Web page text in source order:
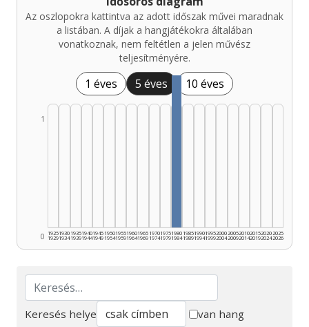
Az oszlopokra kattintva az adott időszak művei maradnak
a listában. A díjak a hangjátékokra általában
vonatkoznak, nem feltétlen a jelen művész
teljesítményére.
1 éves 5 éves 10 éves
0
1
1925
1929
1930
1934
1935
1939
1940
1944
1945
1949
1950
1954
1955
1959
1960
1964
1965
1969
1970
1974
1975
1979
1980
1984
1985
1989
1990
1994
1995
1999
2000
2004
2005
2009
2010
2014
2015
2019
2020
2024
2025
2026
Keresés helye
van hang